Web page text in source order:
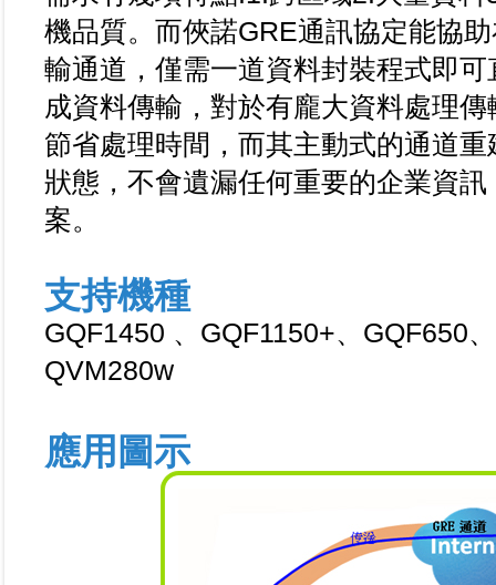
機品質。而俠諾GRE通訊協定能協
輸通道，僅需一道資料封裝程式即
成資料傳輸，對於有龐大資料處理
節省處理時間，而其主動式的通道
狀態，不會遺漏任何重要的企業資
案。
支持機種
GQF1450 、GQF1150+、GQF650
QVM280w
應用圖示